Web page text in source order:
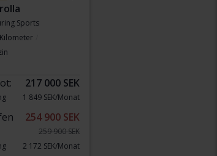
Sports
217 000 SEK
1 849 SEK/Monat
254 900 SEK
259 900 SEK
2 172 SEK/Monat